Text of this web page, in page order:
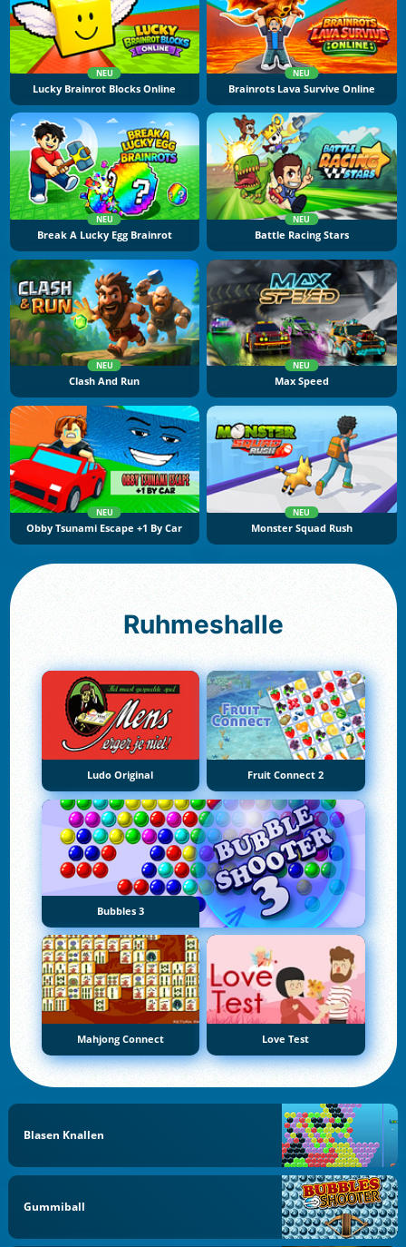
NEU
Lucky Brainrot Blocks Online
NEU
Brainrots Lava Survive Online
NEU
Break A Lucky Egg Brainrot
NEU
Battle Racing Stars
NEU
Clash And Run
NEU
Max Speed
NEU
Obby Tsunami Escape +1 By Car
NEU
Monster Squad Rush
Ruhmeshalle
Ludo Original Fruit Connect 2
Bubbles 3
Mahjong Connect Love Test
Blasen Knallen
Gummiball